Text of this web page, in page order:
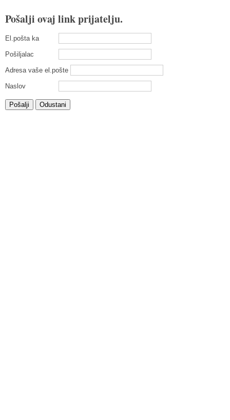
Pošalji ovaj link prijatelju.
El.pošta ka
Pošiljalac
Adresa vaše el.pošte
Naslov
Pošalji Odustani